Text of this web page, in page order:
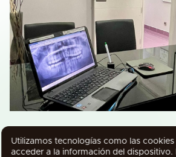
Utilizamos tecnologías como las
acceder a la información del dispositivo.